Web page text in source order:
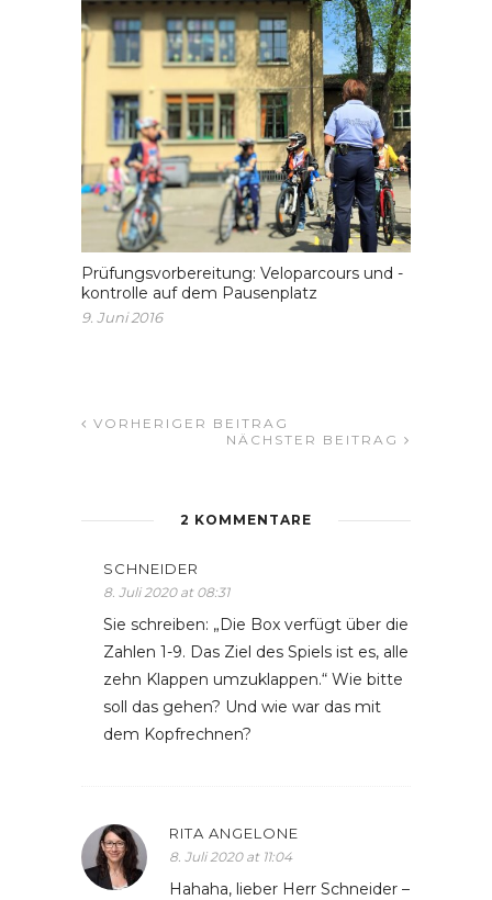
Prüfungsvorbereitung: Veloparcours und -
kontrolle auf dem Pausenplatz
9. Juni 2016
VORHERIGER BEITRAG
NÄCHSTER BEITRAG
2 KOMMENTARE
SCHNEIDER
8. Juli 2020 at 08:31
Sie schreiben: „Die Box verfügt über die
Zahlen 1-9. Das Ziel des Spiels ist es, alle
zehn Klappen umzuklappen.“ Wie bitte
soll das gehen? Und wie war das mit
dem Kopfrechnen?
RITA ANGELONE
8. Juli 2020 at 11:04
Hahaha, lieber Herr Schneider –